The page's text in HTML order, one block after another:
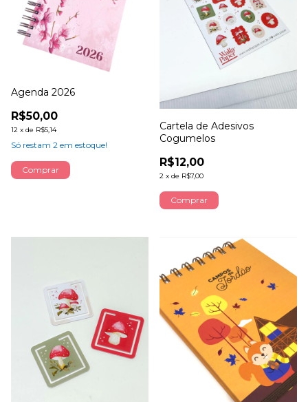
Agenda 2026
R$50,00
12 x de R$5,14
Só restam 2 em estoque!
Comprar
Cartela de Adesivos
Cogumelos
R$12,00
2 x de R$7,00